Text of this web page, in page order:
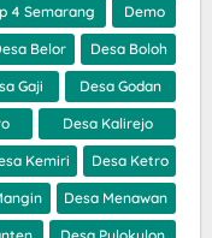
4 Semarang Demo
Belor Desa Boloh
Gaji Desa Godan
Desa Kalirejo
Kemiri Desa Ketro
Desa Menawan